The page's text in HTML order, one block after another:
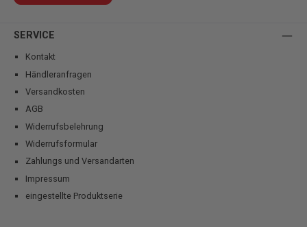
SERVICE
Kontakt
Händleranfragen
Versandkosten
AGB
Widerrufsbelehrung
Widerrufsformular
Zahlungs und Versandarten
Impressum
eingestellte Produktserie